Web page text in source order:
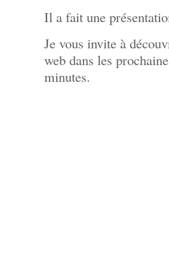
Il a fait une
Je vous invite à
web dans les
minutes.